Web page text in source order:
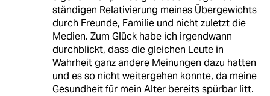
ständigen Relativierung meines Übergewichts
durch Freunde, Familie und nicht zuletzt die
Medien. Zum Glück habe ich irgendwann
durchblickt, dass die gleichen Leute in
Wahrheit ganz andere Meinungen dazu hatten
und es so nicht weitergehen konnte, da meine
Gesundheit für mein Alter bereits spürbar litt.